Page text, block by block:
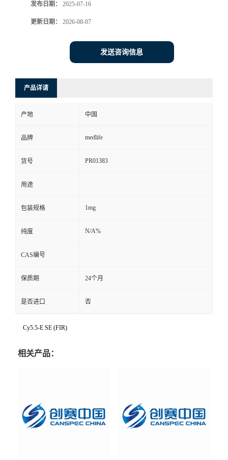
发布日期： 2025-07-16
更新日期： 2026-08-07
发送咨询信息
产品详请
产地 中国
品牌 medlife
货号 PR01383
用途
包装规格 1mg
纯度 N/A%
CAS编号
保质期 24个月
是否进口 否
Cy5.5-E SE (FIR)
相关产品：